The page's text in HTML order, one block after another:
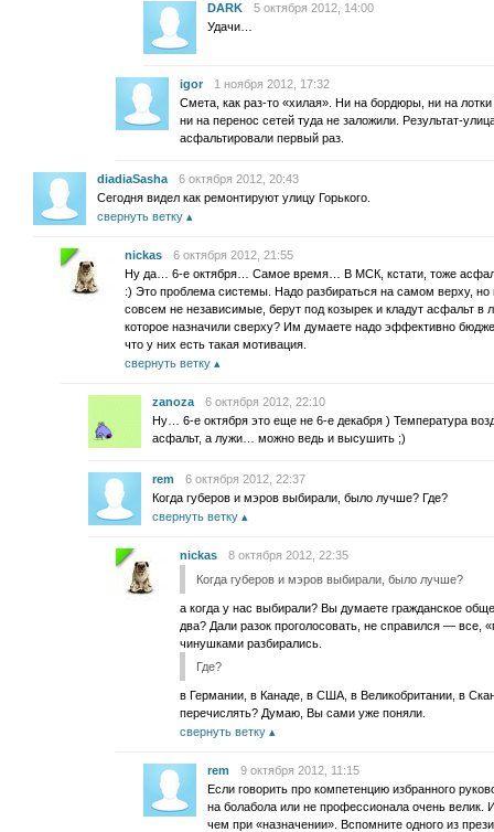
DARK
5 октября 2012, 14:00
Удачи…
igor
1 ноября 2012, 17:32
Смета, как раз-то «хилая». Ни на бордюры, ни на
ни на перенос сетей туда не заложили. Результат-
асфальтировали первый раз.
diadiaSasha
6 октября 2012, 20:43
Сегодня видел как ремонтируют улицу Горького.
свернуть ветку
nickas
6 октября 2012, 21:55
Ну да… 6-е октября… Самое время… В МСК, кстати, тоже
:) Это проблема системы. Надо разбираться на самом верху,
совсем не независимые, берут под козырек и кладут асфальт в
которое назначили сверху? Им думаете надо эффективно
что у них есть такая мотивация.
свернуть ветку
zanoza
6 октября 2012, 22:10
Ну… 6-е октября это еще не 6-е декабря ) Температура
асфальт, а лужи… можно ведь и высушить ;)
rem
6 октября 2012, 22:37
Когда губеров и мэров выбирали, было лучше? Где?
свернуть ветку
nickas
8 октября 2012, 22:35
Когда губеров и мэров выбирали, было лучше?
а когда у нас выбирали? Вы думаете гражданское
два? Дали разок проголосовать, не справился — все,
чинушками разбирались.
Где?
в Германии, в Канаде, в США, в Великобритании, в
перечислять? Думаю, Вы сами уже поняли.
свернуть ветку
rem
9 октября 2012, 11:15
Если говорить про компетенцию избранного
на болабола или не профессионала очень велик.
чем при «назначении». Вспомните одного из